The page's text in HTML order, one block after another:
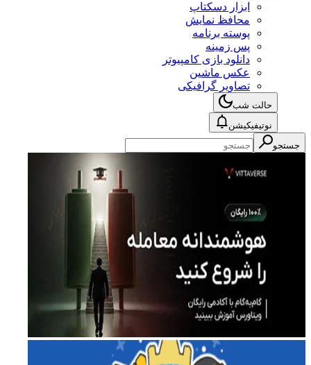
ابزار دسکتاپ
محافظ نمایش
پوسته برنامه
پس زمینه
دانلود بازی کامپیوتر
عکس ماشین
تصاویر گرافیکی
حالت شب
نوتیفیکیشن
جستجو